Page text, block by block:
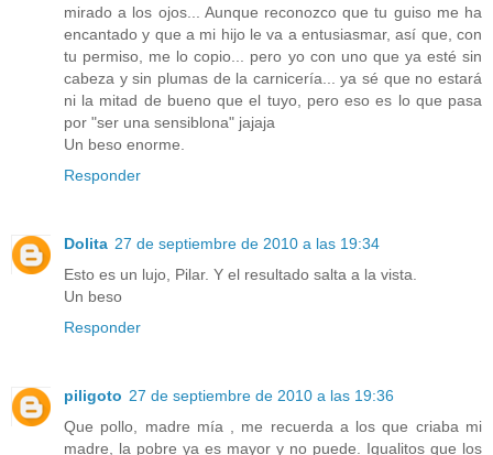
mirado a los ojos... Aunque reconozco que tu guiso me ha
encantado y que a mi hijo le va a entusiasmar, así que, con
tu permiso, me lo copio... pero yo con uno que ya esté sin
cabeza y sin plumas de la carnicería... ya sé que no estará
ni la mitad de bueno que el tuyo, pero eso es lo que pasa
por "ser una sensiblona" jajaja
Un beso enorme.
Responder
Dolita 27 de septiembre de 2010 a las 19:34
Esto es un lujo, Pilar. Y el resultado salta a la vista.
Un beso
Responder
piligoto 27 de septiembre de 2010 a las 19:36
Que pollo, madre mía , me recuerda a los que criaba mi
madre, la pobre ya es mayor y no puede. Igualitos que los